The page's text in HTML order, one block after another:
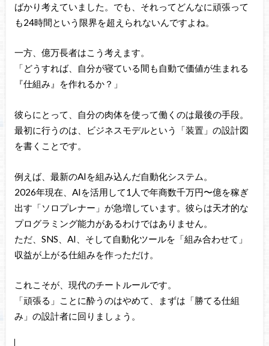
ばかり考えていました。でも、それってどんなに頑張って
も24時間という限界を超えられないんですよね。
一方、億万長者はこう考えます。
「どうすれば、自分が寝ている間も自動で価値が生まれる
『仕組み』を作れるか？」
彼らにとって、自分の肉体を使って働くのは最後の手段。
最初に行うのは、ビジネスモデルという「装置」の設計図
を書くことです。
例えば、最新のAIを組み込んだ自動化システム。
2026年現在、AIを活用して1人で年商数千万円〜億を稼ぎ
出す「ソロプレナー」が急増しています。彼らは天才的な
プログラミング能力があるわけではありません。
ただ、SNS、AI、そして自動化ツールを「組み合わせて」
収益が上がる仕組みを作っただけ。
これこそが、現代のチートルールです。
「頑張る」ことに酔うのはやめて、まずは「勝てる仕組
み」の設計者に回りましょう。